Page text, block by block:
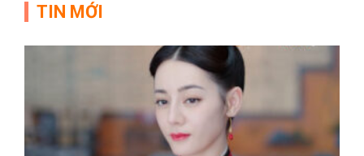
TIN MỚI